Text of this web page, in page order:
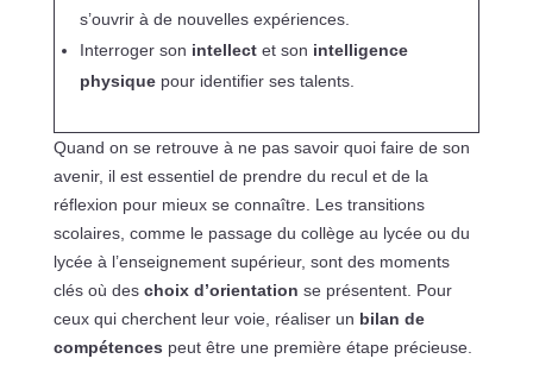
s’ouvrir à de nouvelles expériences.
Interroger son intellectet son intelligence
physiquepour identifier ses talents.
Quand on se retrouve à ne pas savoir quoi faire de son
avenir, il est essentiel de prendre du recul et de la
réflexion pour mieux se connaître. Les transitions
scolaires, comme le passage du collège au lycée ou du
lycée à l’enseignement supérieur, sont des moments
clés où des choix d’orientation se présentent. Pour
ceux qui cherchent leur voie, réaliser un bilan de
compétences peut être une première étape précieuse.